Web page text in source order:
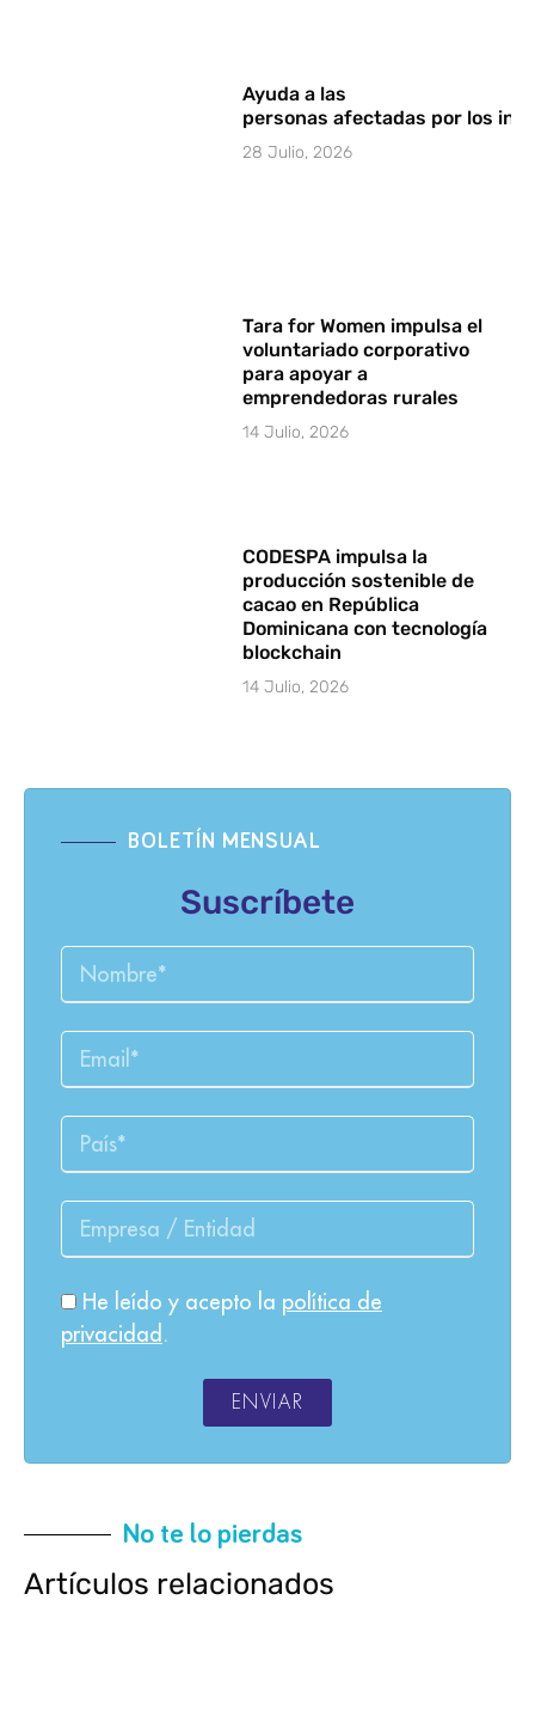
Ayuda a las
personas afectadas por los
28 Julio, 2026
Tara for Women impulsa el
voluntariado corporativo
para apoyar a
emprendedoras rurales
14 Julio, 2026
CODESPA impulsa la
producción sostenible de
cacao en República
Dominicana con tecnología
blockchain
14 Julio, 2026
BOLETÍN MENSUAL
Suscríbete
He leído y acepto la política de
privacidad .
ENVIAR
No te lo pierdas
Artículos relacionados